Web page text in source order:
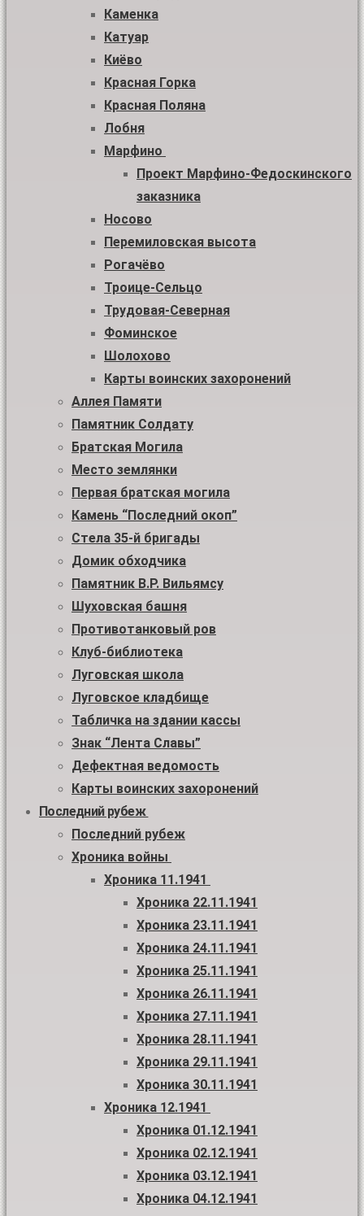
Каменка
Катуар
Киёво
Красная Горка
Красная Поляна
Лобня
Марфино
Проект Марфино-Федоскинского
заказника
Носово
Перемиловская высота
Рогачёво
Троице-Сельцо
Трудовая-Северная
Фоминское
Шолохово
Карты воинских захоронений
Аллея Памяти
Памятник Солдату
Братская Могила
Место землянки
Первая братская могила
Камень “Последний окоп”
Стела 35-й бригады
Домик обходчика
Памятник В.Р. Вильямсу
Шуховская башня
Противотанковый ров
Клуб-библиотека
Луговская школа
Луговское кладбище
Табличка на здании кассы
Знак “Лента Славы”
Дефектная ведомость
Карты воинских захоронений
Последний рубеж
Последний рубеж
Хроника войны
Хроника 11.1941
Хроника 22.11.1941
Хроника 23.11.1941
Хроника 24.11.1941
Хроника 25.11.1941
Хроника 26.11.1941
Хроника 27.11.1941
Хроника 28.11.1941
Хроника 29.11.1941
Хроника 30.11.1941
Хроника 12.1941
Хроника 01.12.1941
Хроника 02.12.1941
Хроника 03.12.1941
Хроника 04.12.1941